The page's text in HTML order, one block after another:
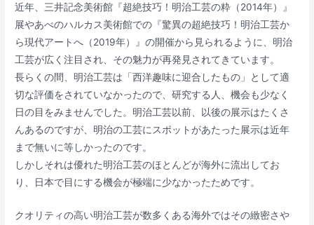
近年、三井記念美術館『超絶技巧！明治工芸の粋（2014年）』
展やあべのハルカス美術館での『驚異の超絶技巧！明治工芸か
ら現代アートへ（2019年）』の開催から見られるように、明治
工芸が広く注目され、その魅力が再発見されてきています。
長らくの間、明治工芸は「西洋趣味に迎合したもの」として適
切な評価をされていなかったので、研究する人、機会も少なく
日の目をみませんでした。明治工芸以前、以後の展示はたくさ
んあるのですが、明治の工芸にスポットがあたった展示は近年
まで無いに等しかったのです。
しかしそれは優れた明治工芸のほとんどが海外に流出してお
り、日本で目にする機会が極端に少なかったためです。
クオリティの高い明治工芸が数多くある海外ではその緻密さや